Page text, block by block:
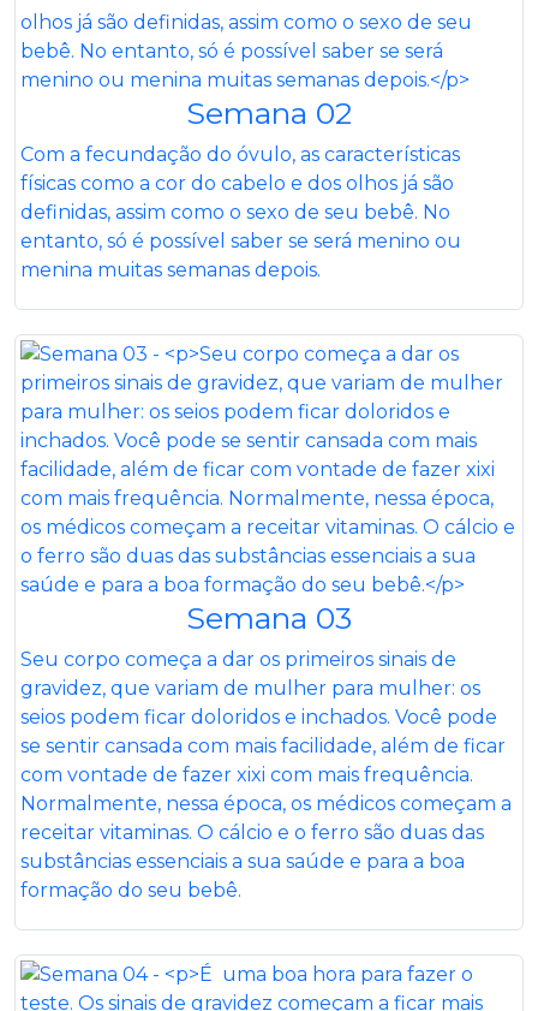
Semana 02
Com a fecundação do óvulo, as características
físicas como a cor do cabelo e dos olhos já são
definidas, assim como o sexo de seu bebê. No
entanto, só é possível saber se será menino ou
menina muitas semanas depois.
Semana 03
Seu corpo começa a dar os primeiros sinais de
gravidez, que variam de mulher para mulher: os
seios podem ficar doloridos e inchados. Você pode
se sentir cansada com mais facilidade, além de ficar
com vontade de fazer xixi com mais frequência.
Normalmente, nessa época, os médicos começam a
receitar vitaminas. O cálcio e o ferro são duas das
substâncias essenciais a sua saúde e para a boa
formação do seu bebê.